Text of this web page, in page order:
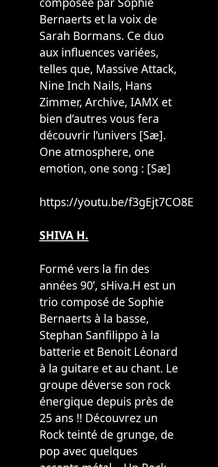
Bernaerts et la voix de
Sarah Bormans. Ce duo
aux influences variées,
telles que, Massive Attack,
Nine Inch Nails, Hans
Zimmer, Archive, IAMX et
bien d’autres vous fera
découvrir l’univers [Sæ].
One atmosphere, one
emotion, one song : [Sæ]
https://youtu.be/f3gEjt7CO8E
SHIVA H.
Formé vers la fin des
années 90’, sHiva.H est un
trio composé de Sophie
Bernaerts à la basse,
Stephan Sanfilippo à la
batterie et Benoit Léonard
à la guitare et au chant. Le
groupe déverse son rock
énergique depuis près de
25 ans !! Découvrez un
Rock teinté de grunge, de
pop avec quelques